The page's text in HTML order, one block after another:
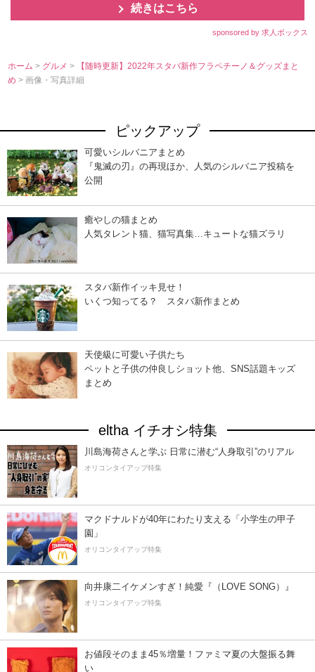
続きはこちら
sponsored by 求人ボックス
ホーム > グルメ>
【随時更新】2022年スタバ新作フラペチーノ＆グッズまと
め> 画像・写真詳細
ピックアップ
可愛いシルバニアまとめ
『鬼滅の刃』の再現ほか、人気のシルバニア投稿を
公開
癒やしの猫まとめ
人気タレント猫、猫写真集…キュートな猫ズラリ
スタバ新作イッキ見せ！
いくつ知ってる？ スタバ新作まとめ
天使級に可愛い子供たち
ペットと子供の仲良しショット他、SNS話題キッズ
まとめ
eltha イチオシ特集
川島海荷さんと学ぶ 日常に潜む“人身取引”のリアル
オリコンタイアップ特集
マクドナルドが40年にわたり支える「小学生の甲子
園」
オリコンタイアップ特集
向井康二イケメンすぎ！純愛『（LOVE SONG）』
オリコンタイアップ特集
お値段そのまま45％増量！ファミマ夏の大盤振る舞
い